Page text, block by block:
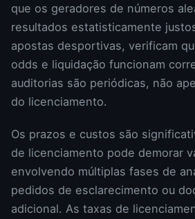
que os geradores de números
resultados estatisticamente
apostas desportivas, verificam
odds e liquidação funcionam
auditorias são periódicas, não
do licenciamento.
Os prazos e custos são
de licenciamento pode demorar
envolvendo múltiplas fases de
pedidos de esclarecimento ou
adicional. As taxas de